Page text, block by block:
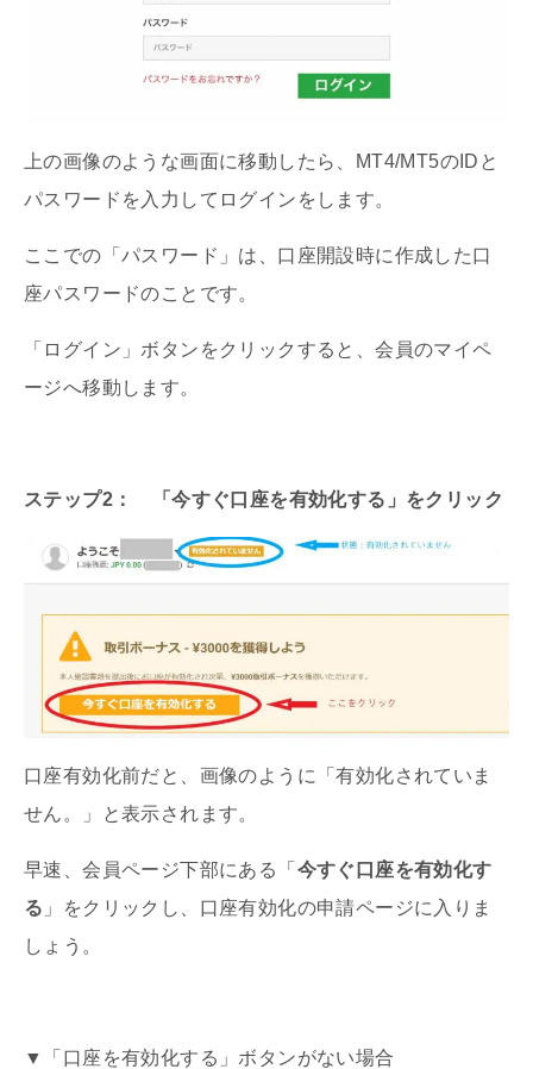
上の画像のような画面に移動したら、MT4/MT5のIDと
パスワードを入力してログインをします。
ここでの「パスワード」は、口座開設時に作成した口
座パスワードのことです。
「ログイン」ボタンをクリックすると、会員のマイペ
ージへ移動します。
ステップ2： 「今すぐ口座を有効化する」をクリック
口座有効化前だと、画像のように「有効化されていま
せん。」と表示されます。
早速、会員ページ下部にある「 今すぐ口座を有効化す
る 」をクリックし、口座有効化の申請ページに入りま
しょう。
▼「口座を有効化する」ボタンがない場合